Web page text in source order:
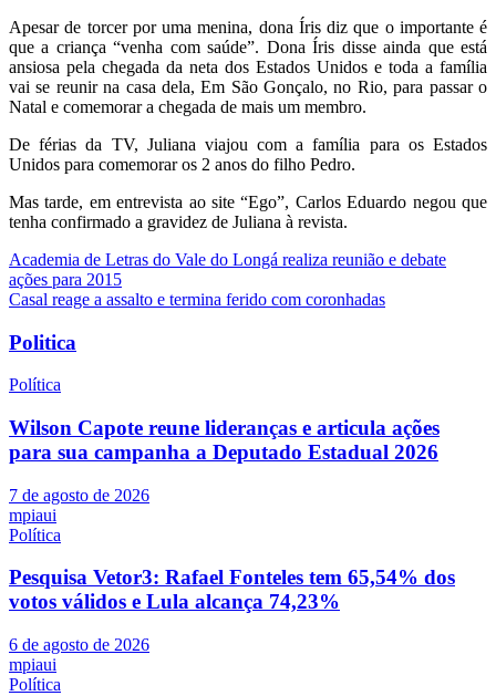
Apesar de torcer por uma menina, dona Íris diz que o importante é
que a criança “venha com saúde”. Dona Íris disse ainda que está
ansiosa pela chegada da neta dos Estados Unidos e toda a família
vai se reunir na casa dela, Em São Gonçalo, no Rio, para passar o
Natal e comemorar a chegada de mais um membro.
De férias da TV, Juliana viajou com a família para os Estados
Unidos para comemorar os 2 anos do filho Pedro.
Mas tarde, em entrevista ao site “Ego”, Carlos Eduardo negou que
tenha confirmado a gravidez de Juliana à revista.
Navegação
de
Academia de Letras do Vale do Longá realiza reunião e debate
ações para 2015
Casal reage a assalto e termina ferido com coronhadas
Politica
Política
Wilson Capote reune lideranças e articula ações
para sua campanha a Deputado Estadual 2026
7 de agosto de 2026
mpiaui
Política
Pesquisa Vetor3: Rafael Fonteles tem 65,54% dos
votos válidos e Lula alcança 74,23%
6 de agosto de 2026
mpiaui
Política